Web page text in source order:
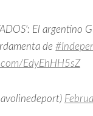
El argentino
de
EdyEhHH5sZ